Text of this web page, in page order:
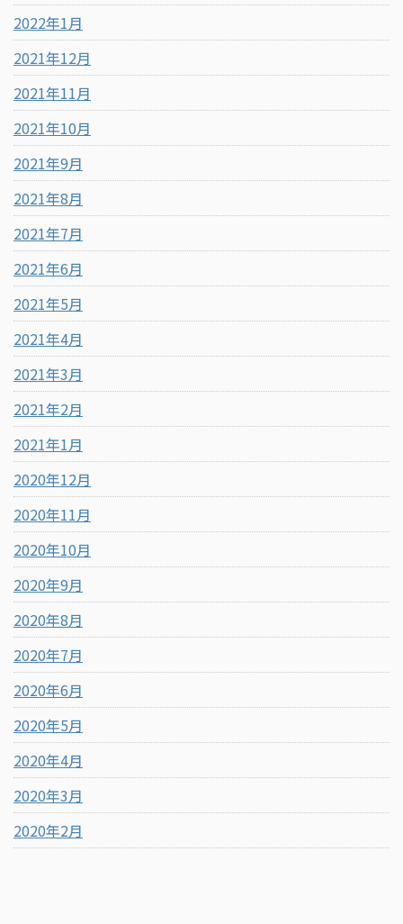
2022年1月
2021年12月
2021年11月
2021年10月
2021年9月
2021年8月
2021年7月
2021年6月
2021年5月
2021年4月
2021年3月
2021年2月
2021年1月
2020年12月
2020年11月
2020年10月
2020年9月
2020年8月
2020年7月
2020年6月
2020年5月
2020年4月
2020年3月
2020年2月